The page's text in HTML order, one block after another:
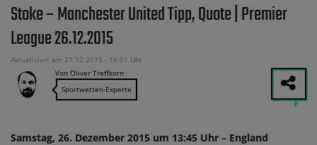
Stoke – Manchester United Tipp, Quote | Premier
League 26.12.2015
Aktualisiert am 21.12.2015 - 16:01 Uhr
Von Oliver Treffkorn
Sportwetten-Experte
Samstag, 26. Dezember 2015 um 13:45 Uhr – England